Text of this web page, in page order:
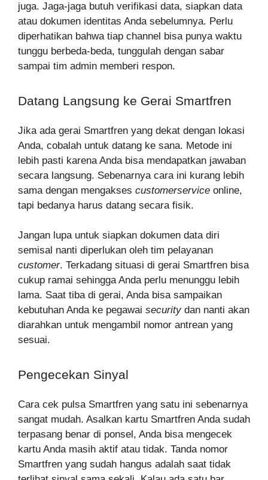
juga. Jaga-jaga butuh verifikasi data, siapkan data
atau dokumen identitas Anda sebelumnya. Perlu
diperhatikan bahwa tiap channel bisa punya waktu
tunggu berbeda-beda, tunggulah dengan sabar
sampai tim admin memberi respon.
Datang Langsung ke Gerai Smartfren
Jika ada gerai Smartfren yang dekat dengan lokasi
Anda, cobalah untuk datang ke sana. Metode ini
lebih pasti karena Anda bisa mendapatkan jawaban
secara langsung. Sebenarnya cara ini kurang lebih
sama dengan mengakses customerservice online,
tapi bedanya harus datang secara fisik.
Jangan lupa untuk siapkan dokumen data diri
semisal nanti diperlukan oleh tim pelayanan
customer. Terkadang situasi di gerai Smartfren bisa
cukup ramai sehingga Anda perlu menunggu lebih
lama. Saat tiba di gerai, Anda bisa sampaikan
kebutuhan Anda ke pegawai securitydan nanti akan
diarahkan untuk mengambil nomor antrean yang
sesuai.
Pengecekan Sinyal
Cara cek pulsa Smartfren yang satu ini sebenarnya
sangat mudah. Asalkan kartu Smartfren Anda sudah
terpasang benar di ponsel, Anda bisa mengecek
kartu Anda masih aktif atau tidak. Tanda nomor
Smartfren yang sudah hangus adalah saat tidak